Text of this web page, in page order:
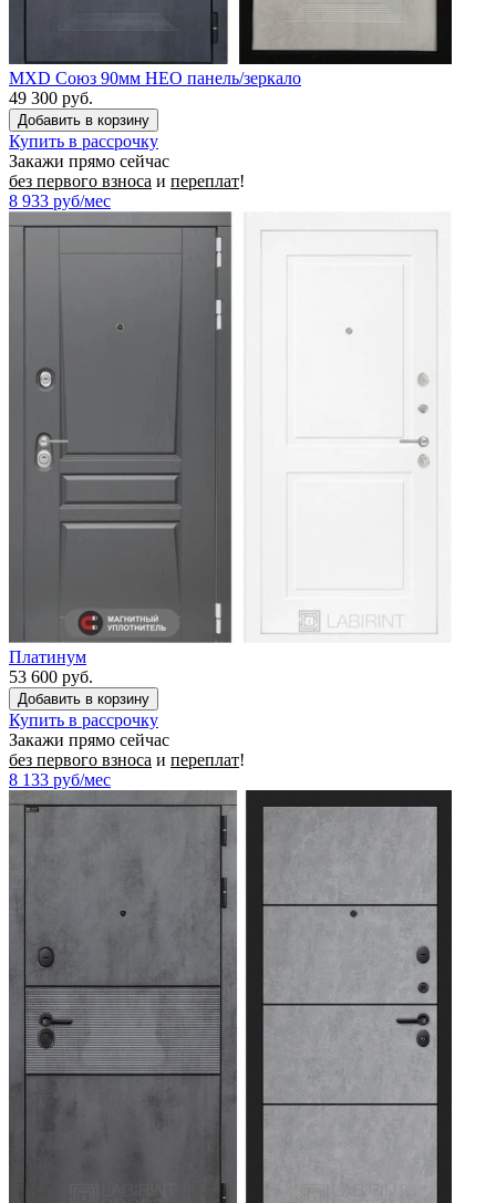
MXD Союз 90мм НЕО панель/зеркало
49 300 руб.
Купить в рассрочку
Закажи прямо сейчас
без первого взноса и переплат!
8 933 руб/мес
Платинум
53 600 руб.
Купить в рассрочку
Закажи прямо сейчас
без первого взноса и переплат!
8 133 руб/мес